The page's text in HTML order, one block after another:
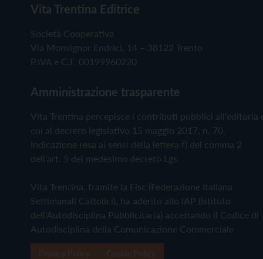
Vita Trentina Editrice
Società Cooperativa
Via Monsignor Endrici, 14 – 38122 Trento
P.IVA e C.F. 00199960220
Amministrazione trasparente
Vita Trentina percepisce i contributi pubblici all'editoria
cui al decreto legislativo 15 maggio 2017, n. 70.
Indicazione resa ai sensi della lettera f) del comma 2
dell'art. 5 del medesimo decreto Lgs.
Vita Trentina, tramite la Fisc (Federazione Italiana
Settimanali Cattolici), ha aderito allo IAP (Istituto
dell'Autodisciplina Pubblicitaria) accettando il Codice di
Autodisciplina della Comunicazione Commerciale